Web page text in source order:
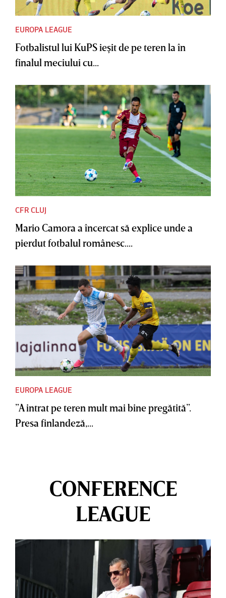
EUROPA LEAGUE
Fotbalistul lui KuPS ieşit de pe teren la în
finalul meciului cu...
CFR CLUJ
Mario Camora a încercat să explice unde a
pierdut fotbalul românesc....
EUROPA LEAGUE
”A intrat pe teren mult mai bine pregătită”.
Presa finlandeză,...
CONFERENCE
LEAGUE